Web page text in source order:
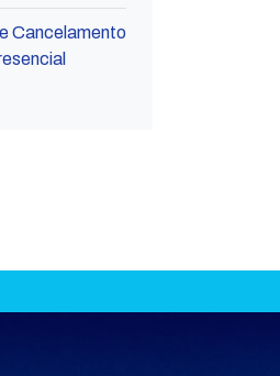
Cancelamento